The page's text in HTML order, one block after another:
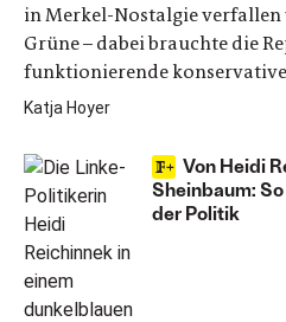
in Merkel-Nostalgie
Grüne – dabei brauchte die
funktionierende
Katja Hoyer
Von Heidi
Sheinbaum:
der Politik